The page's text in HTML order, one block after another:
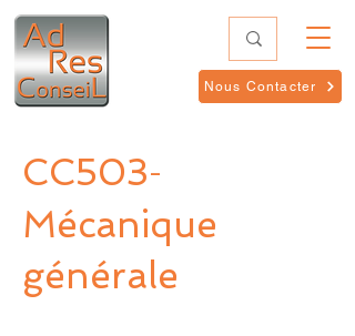
Nous Contacter
CC503-
Mécanique
générale